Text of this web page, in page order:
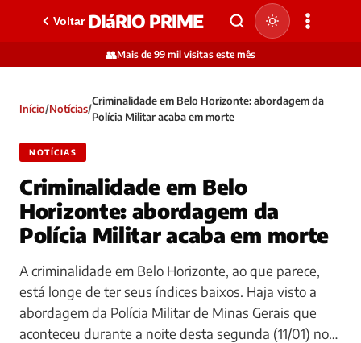
Voltar DIáRIO PRIME
👥Mais de 99 mil visitas este mês
Início/Notícias/
Criminalidade em Belo Horizonte: abordagem da
Polícia Militar acaba em morte
NOTÍCIAS
Criminalidade em Belo
Horizonte: abordagem da
Polícia Militar acaba em morte
A criminalidade em Belo Horizonte, ao que parece,
está longe de ter seus índices baixos. Haja visto a
abordagem da Polícia Militar de Minas Gerais que
aconteceu durante a noite desta segunda (11/01) no…